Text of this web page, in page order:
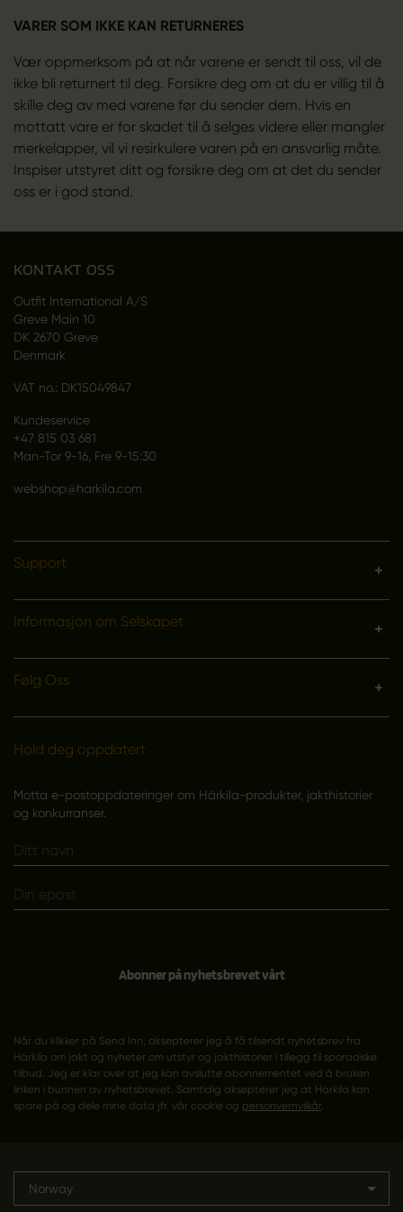
VARER SOM IKKE KAN RETURNERES
Vær oppmerksom på at når varene er sendt til oss, vil de
ikke bli returnert til deg. Forsikre deg om at du er villig til å
skille deg av med varene før du sender dem. Hvis en
mottatt vare er for skadet til å selges videre eller mangler
merkelapper, vil vi resirkulere varen på en ansvarlig måte.
Inspiser utstyret ditt og forsikre deg om at det du sender
oss er i god stand.
KONTAKT OSS
Outfit International A/S
Greve Main 10
DK 2670 Greve
Denmark
VAT no.: DK15049847
Kundeservice
+47 815 03 681
Man-Tor 9-16, Fre 9-15:30
webshop@harkila.com
Support
Informasjon om Selskapet
Følg Oss
Hold deg oppdatert
Motta e-postoppdateringer om Härkila-produkter, jakthistorier
og konkurranser.
Abonner på nyhetsbrevet vårt
Når du klikker på Send Inn, aksepterer jeg å få tilsendt nyhetsbrev fra
Härkila om jakt og nyheter om utstyr og jakthistorier i tillegg til sporadiske
tilbud. Jeg er klar over at jeg kan avslutte abonnementet ved å bruken
linken i bunnen av nyhetsbrevet. Samtidig aksepterer jeg at Härkila kan
spare på og dele mine data jfr. vår cookie og personvernvilkår.
Norway